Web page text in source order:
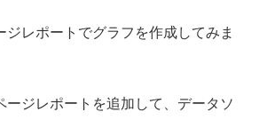
レポートでグラフを作成してみま
ジレポートを追加して、データソ